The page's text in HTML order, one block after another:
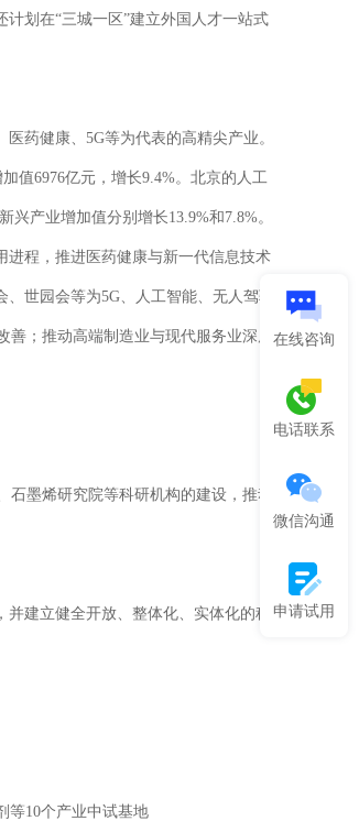
划在“三城一区”建立外国人才一站式
医药健康、5G等为代表的高精尖产业。
值6976亿元，增长9.4%。北京的人工
产业增加值分别增长13.9%和7.8%。
程，推进医药健康与新一代信息技术
世园会等为5G、人工智能、无人驾驶
；推动高端制造业与现代服务业深度
墨烯研究院等科研机构的建设，推动
建立健全开放、整体化、实体化的科
10个产业中试基地
在线咨询
电话联系
微信沟通
申请试用